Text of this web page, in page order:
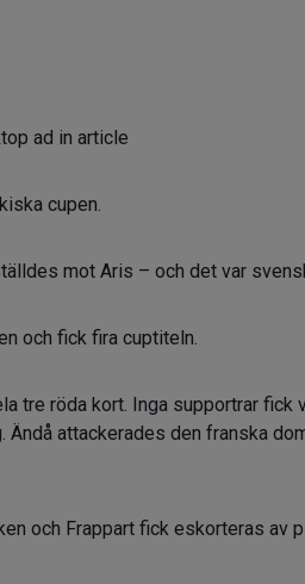
ad in article
cupen.
mot Aris – och det var
och fick fira cuptiteln.
tre röda kort. Inga supportrar fick
attackerades den franska
och Frappart fick eskorteras av